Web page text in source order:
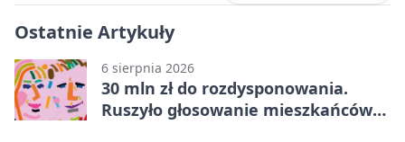
Ostatnie Artykuły
6 sierpnia 2026
30 mln zł do rozdysponowania.
Ruszyło głosowanie mieszkańców